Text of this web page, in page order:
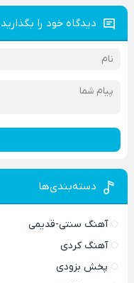
دیدگاه خود را بگذارید
دسته‌بندی‌ها
آهنگ سنتی-قدیمی
آهنگ کردی
پخش بزودی